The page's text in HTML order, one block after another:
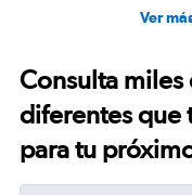
Ver
Consulta
diferentes que
para tu